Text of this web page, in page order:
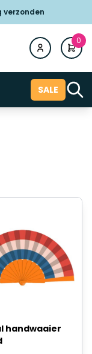
verzonden
0
SALE
handwaaier